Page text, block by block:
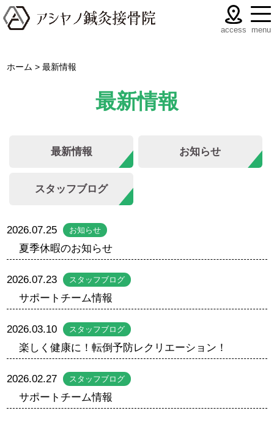
access menu
ホーム >最新情報
最新情報
最新情報 お知らせ
スタッフブログ
2026.07.25 お知らせ
夏季休暇のお知らせ
2026.07.23 スタッフブログ
サポートチーム情報
2026.03.10 スタッフブログ
楽しく健康に！転倒予防レクリエーション！
2026.02.27 スタッフブログ
サポートチーム情報